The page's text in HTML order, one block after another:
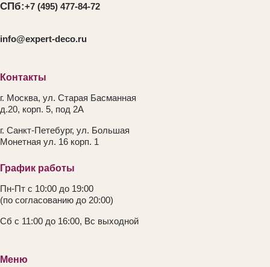
СПб:+7 (495) 477-84-72
info@expert-deco.ru
Контакты
г. Москва, ул. Старая Басманная
д.20, корп. 5, под 2А
г. Санкт-Петебург, ул. Большая
Монетная ул. 16 корп. 1
График работы
Пн-Пт с 10:00 до 19:00
(по согласованию до 20:00)
Сб с 11:00 до 16:00, Вс выходной
Меню